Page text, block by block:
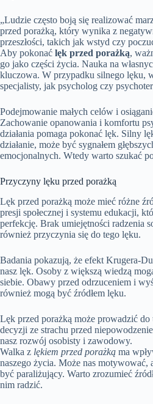
„Ludzie często boją się realizować
przed porażką, który wynika z
przeszłości, takich jak wstyd czy
Aby pokonać lęk przed porażką,
go jako części życia. Nauka na
kluczowa. W przypadku silnego lęku,
specjalisty, jak psycholog czy
Podejmowanie małych celów i
Zachowanie opanowania i komfortu
działania pomaga pokonać lęk. Silny
działanie, może być sygnałem
emocjonalnych. Wtedy warto szukać
Przyczyny lęku przed porażką
Lęk przed porażką może mieć różne
presji społecznej i systemu edukacji,
perfekcję. Brak umiejętności radzenia
również przyczynia się do tego lęku.
Badania pokazują, że efekt Krugera-
nasz lęk. Osoby z większą wiedzą
siebie. Obawy przed odrzuceniem i
również mogą być źródłem lęku.
Lęk przed porażką może prowadzić
decyzji ze strachu przed
nasz rozwój osobisty i zawodowy.
Walka z lękiem przed porażką ma
naszego życia. Może nas motywować,
być paraliżujący. Warto zrozumieć
nim radzić.